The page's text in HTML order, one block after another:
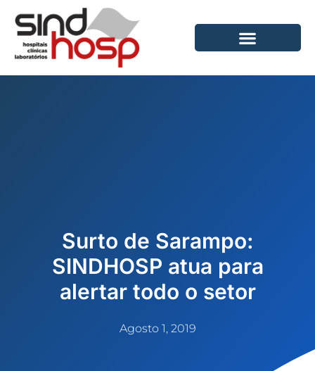
para
conteúdo
Surto de Sarampo:
SINDHOSP atua para
alertar todo o setor
Agosto 1, 2019